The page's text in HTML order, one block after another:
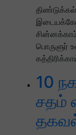
பொருளுர்
10
சதம்